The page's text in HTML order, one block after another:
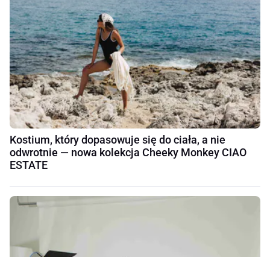
Kostium, który dopasowuje się do ciała, a nie
odwrotnie — nowa kolekcja Cheeky Monkey CIAO
ESTATE